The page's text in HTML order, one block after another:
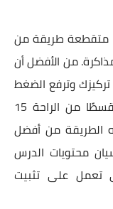
متقطعة طريقة من
من الأفضل أن
وترفع الضغط
عن ذهنك وتجنب الشعور بالملل، فخذ قسطًا من الراحة 15
الطريقة من أفضل
محتويات الدرس
تعمل على تثبيت